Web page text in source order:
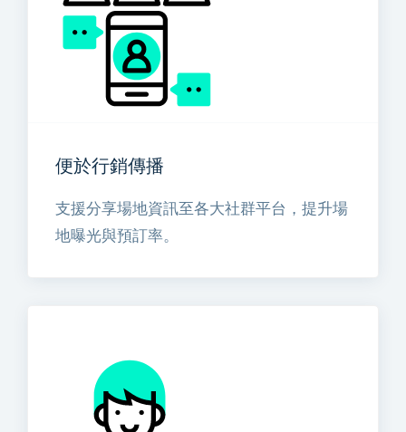
便於行銷傳播
支援分享場地資訊至各大社群平台，提升場
地曝光與預訂率。